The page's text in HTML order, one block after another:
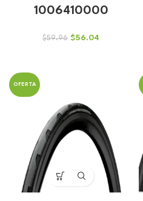
1006410000
$59.96 El
$56.04
OFERTA